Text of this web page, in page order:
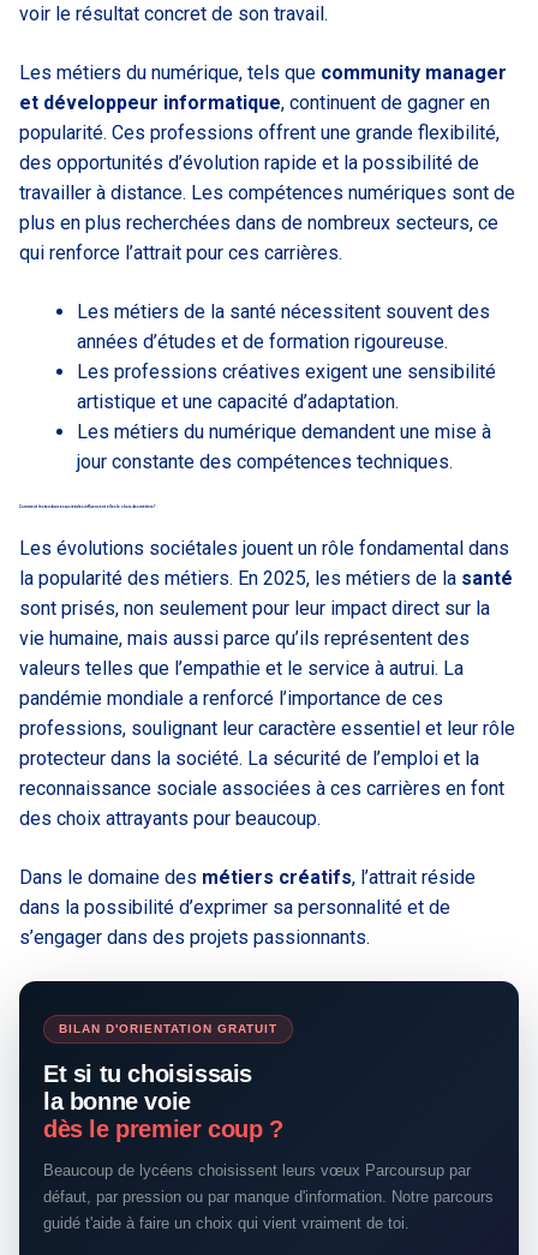
voir le résultat concret de son travail.
Les métiers du numérique, tels que community manager
et développeur informatique, continuent de gagner en
popularité. Ces professions offrent une grande flexibilité,
des opportunités d’évolution rapide et la possibilité de
travailler à distance. Les compétences numériques sont de
plus en plus recherchées dans de nombreux secteurs, ce
qui renforce l’attrait pour ces carrières.
Les métiers de la santé nécessitent souvent des
années d’études et de formation rigoureuse.
Les professions créatives exigent une sensibilité
artistique et une capacité d’adaptation.
Les métiers du numérique demandent une mise à
jour constante des compétences techniques.
Comment les tendances sociétales influencent elles le choix des métiers ?
Les évolutions sociétales jouent un rôle fondamental dans
la popularité des métiers. En 2025, les métiers de la santé
sont prisés, non seulement pour leur impact direct sur la
vie humaine, mais aussi parce qu’ils représentent des
valeurs telles que l’empathie et le service à autrui. La
pandémie mondiale a renforcé l’importance de ces
professions, soulignant leur caractère essentiel et leur rôle
protecteur dans la société. La sécurité de l’emploi et la
reconnaissance sociale associées à ces carrières en font
des choix attrayants pour beaucoup.
Dans le domaine des métiers créatifs, l’attrait réside
dans la possibilité d’exprimer sa personnalité et de
s’engager dans des projets passionnants.
BILAN D'ORIENTATION GRATUIT
Et si tu choisissais
la bonne voie
dès le premier coup ?
Beaucoup de lycéens choisissent leurs vœux Parcoursup par
défaut, par pression ou par manque d'information. Notre parcours
guidé t'aide à faire un choix qui vient vraiment de toi.